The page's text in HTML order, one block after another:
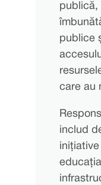
publică,
publice
care au
includ